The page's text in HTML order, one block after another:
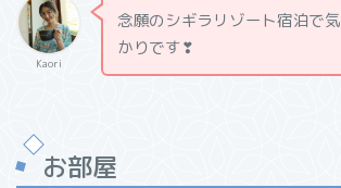
Kaori
念願のシギラリゾート宿泊で
かりです❣
お部屋